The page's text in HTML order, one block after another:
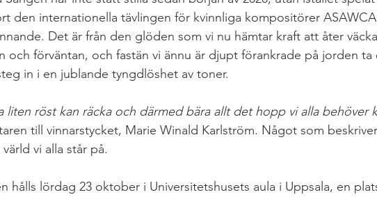
den internationella tävlingen för kvinnliga kompositörer
Det är från den glöden som vi nu hämtar kraft att åter
och förväntan, och fastän vi ännu är djupt förankrade på jorden ta
in i en jublande tyngdlöshet av toner.
liten röst kan räcka och därmed bära allt det hopp vi alla behöver
till vinnarstycket, Marie Winald Karlström. Något som
vi alla står på.
hålls lördag 23 oktober i Universitetshusets aula i Uppsala, en